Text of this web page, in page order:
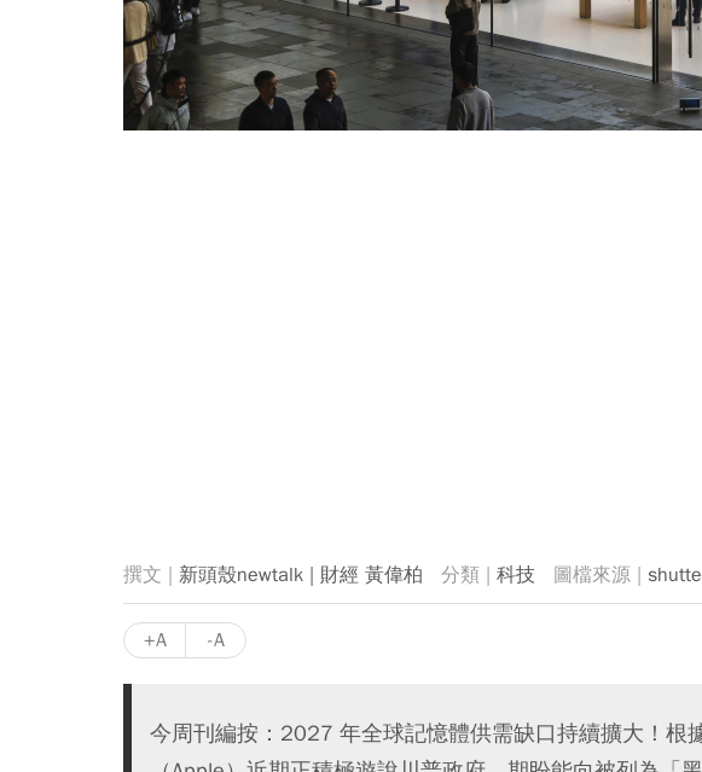
新頭殼newtalk | 財經 黃偉柏 科技
+A -A
今周刊編按：2027 年全球記憶體供需缺口持續擴大！根